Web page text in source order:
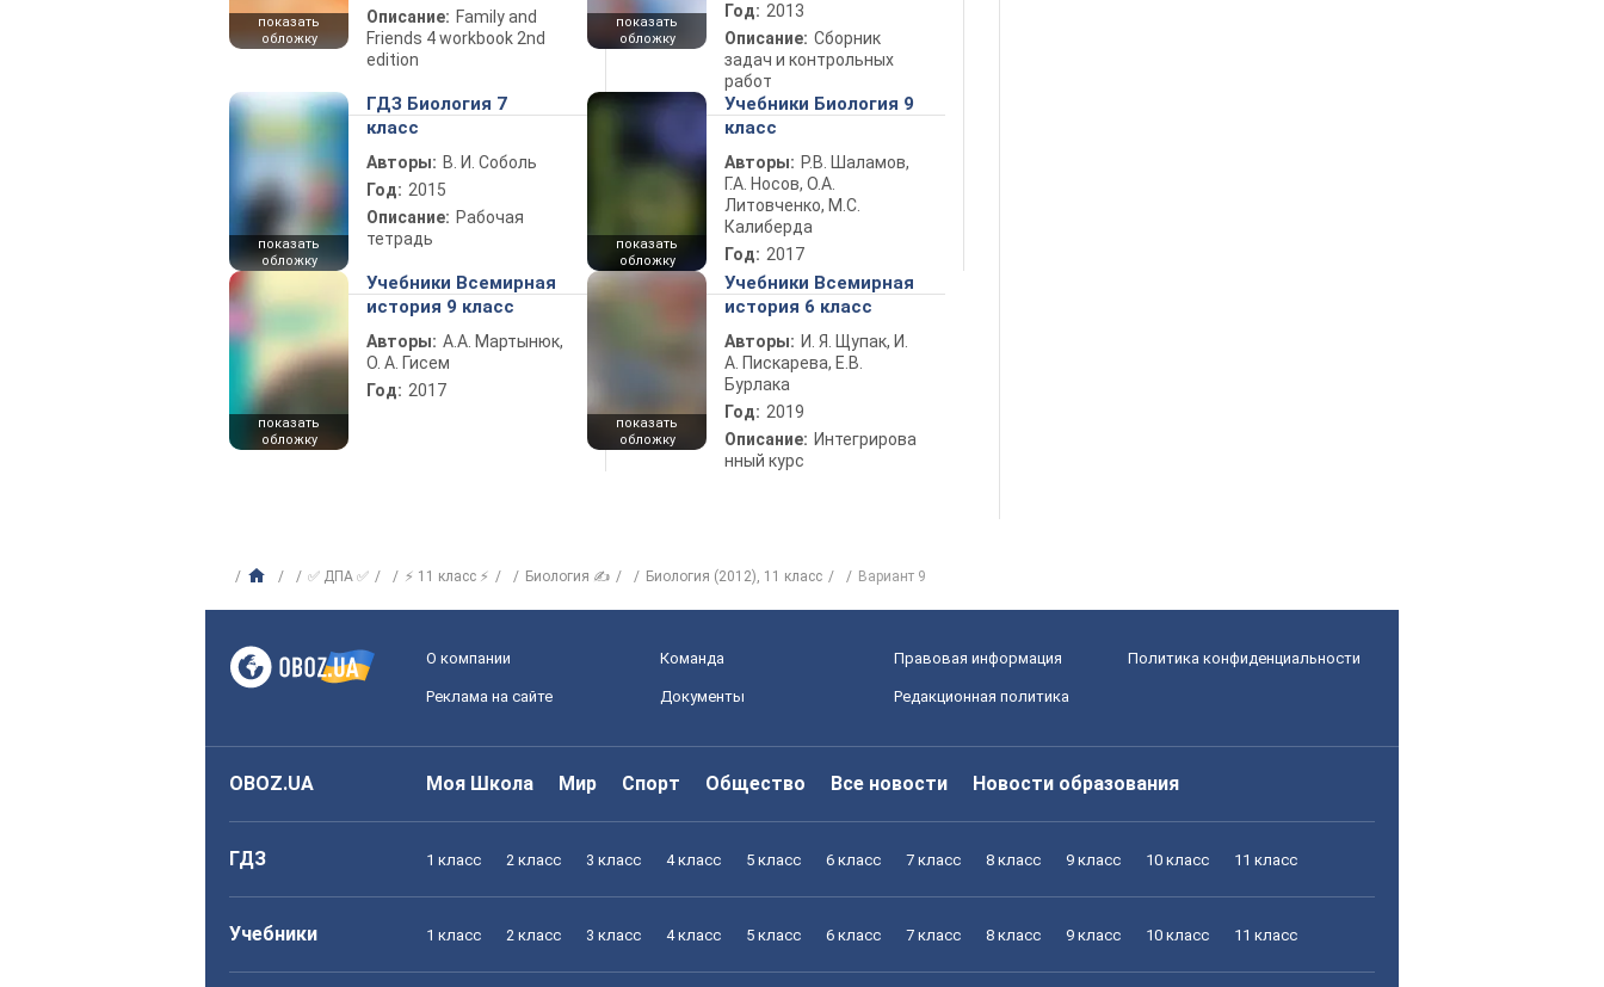
показать
обложку
Описание: Family and
Friends 4 workbook 2nd
edition
показать
обложку
Год: 2013
Описание: Сборник
задач и контрольных
работ
показать
обложку
ГДЗ Биология 7
класс
Авторы: В. И. Соболь
Год: 2015
Описание: Рабочая
тетрадь
показать
обложку
Учебники Биология 9
класс
Авторы: Р.В. Шаламов,
Г.А. Носов, О.А.
Литовченко, М.С.
Калиберда
Год: 2017
показать
обложку
Учебники Всемирная
история 9 класс
Авторы: А.А. Мартынюк,
О. А. Гисем
Год: 2017
показать
обложку
Учебники Всемирная
история 6 класс
Авторы: И. Я. Щупак, И.
А. Пискарева, Е.В.
Бурлака
Год: 2019
Описание: Интегрирова
нный курс
✅ ДПА ✅ ⚡ 11 класс ⚡ Биология ✍ Биология (2012), 11 класс Вариант 9
О компании Команда Правовая информация Политика конфиденциальности
Реклама на сайте Документы Редакционная политика
OBOZ.UA Моя Школа Мир Спорт Общество Все новости Новости образования
ГДЗ 1 класс 2 класс 3 класс 4 класс 5 класс 6 класс 7 класс 8 класс 9 класс 10 класс 11 класс
Учебники 1 класс 2 класс 3 класс 4 класс 5 класс 6 класс 7 класс 8 класс 9 класс 10 класс 11 класс